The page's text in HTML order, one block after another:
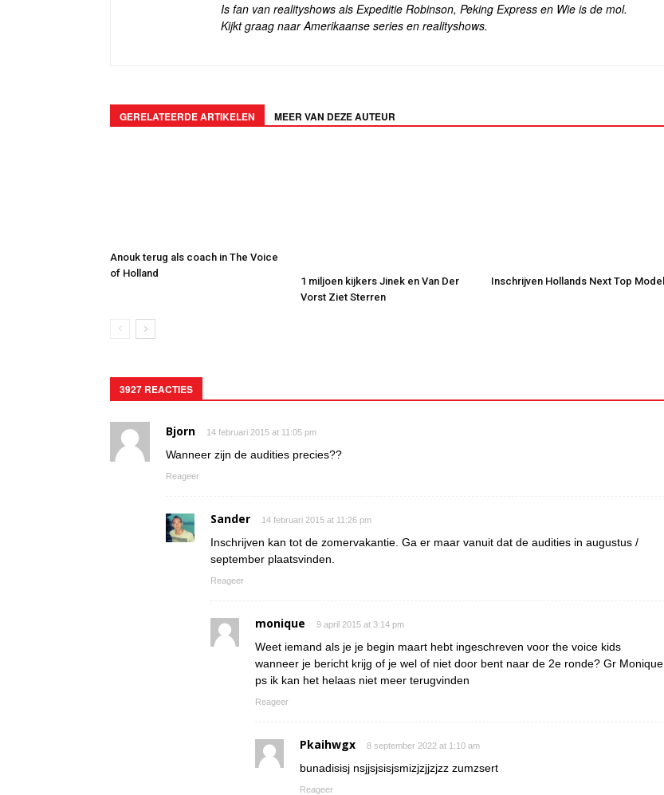
Is fan van realityshows als Expeditie Robinson, Peking Express en Wie is de mol.
Kijkt graag naar Amerikaanse series en realityshows.
GERELATEERDE ARTIKELEN MEER VAN DEZE AUTEUR
Anouk terug als coach in The Voice
of Holland
1 miljoen kijkers Jinek en Van Der
Vorst Ziet Sterren
Inschrijven Hollands Next Top Model
3927 REACTIES
Bjorn 14 februari 2015 at 11:05 pm
Wanneer zijn de audities precies??
Reageer
Sander 14 februari 2015 at 11:26 pm
Inschrijven kan tot de zomervakantie. Ga er maar vanuit dat de audities in augustus /
september plaatsvinden.
Reageer
monique 9 april 2015 at 3:14 pm
Weet iemand als je je begin maart hebt ingeschreven voor the voice kids
wanneer je bericht krijg of je wel of niet door bent naar de 2e ronde? Gr Monique
ps ik kan het helaas niet meer terugvinden
Reageer
Pkaihwgx 8 september 2022 at 1:10 am
bunadisisj nsjjsjsisjsmizjzjjzjzz zumzsert
Reageer